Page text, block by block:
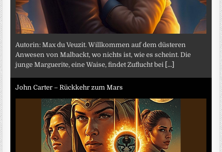
Autorin: Max du Veuzit. Willkommen auf dem düsteren
Anwesen von Malbackt, wo nichts ist, wie es scheint. Die
junge Marguerite, eine Waise, findet Zuflucht bei
[...]
John Carter – Rückkehr zum Mars